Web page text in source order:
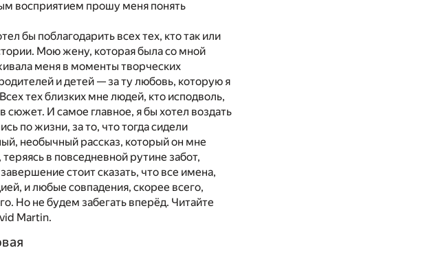
восприятием прошу меня понять
бы поблагодарить всех тех, кто так или
Мою жену, которая была со мной
меня в моменты творческих
и детей — за ту любовь, которую я
тех близких мне людей, кто исподволь,
И самое главное, я бы хотел воздать
по жизни, за то, что тогда сидели
необычный рассказ, который он мне
в повседневной рутине забот,
стоит сказать, что все имена,
и любые совпадения, скорее всего,
Но не будем забегать вперёд. Читайте
Martin.